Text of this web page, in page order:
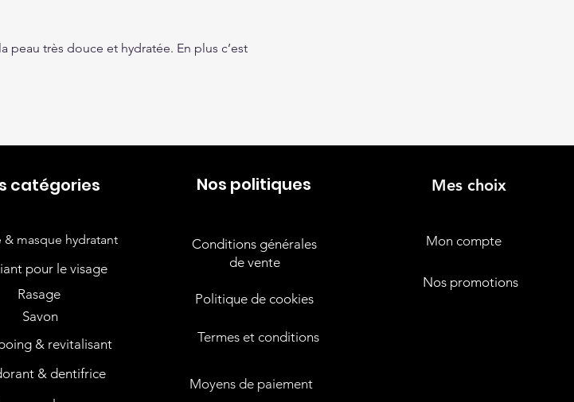
peau très douce et hydratée. En plus c’est
catégories
& masque hydratant
pour le visage
Rasage
Savon
& revitalisant
& dentifrice
Nos politiques
Conditions générales
de vente
Politique de cookies
Termes et conditions
Moyens de paiement
Mes choix
Mon compte
Nos promotions